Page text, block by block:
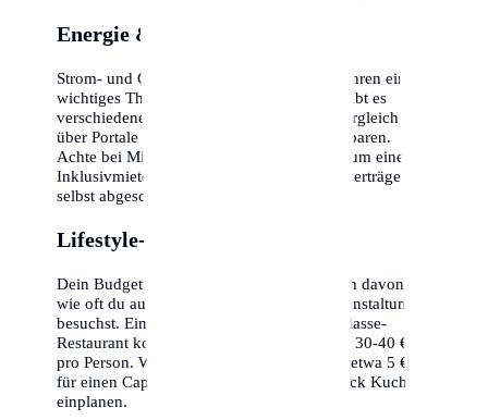
Energie & Nebenkosten
Strom- und Gaspreise sind in den letzten Jahren ein
wichtiges Thema geworden. In Karlsruhe gibt es
verschiedene Anbieter, ein regelmäßiger Vergleich
über Portale kann hunderte Euro pro Jahr sparen.
Achte bei Mietverträgen darauf, ob es sich um eine
Inklusivmiete handelt oder ob alle Energieverträge
selbst abgeschlossen werden müssen.
Lifestyle-Optionen
Dein Budget in Karlsruhe hängt maßgeblich davon ab,
wie oft du auswärts isst oder kulturelle Veranstaltungen
besuchst. Ein Abendessen in einem Mittelklasse-
Restaurant kostet inklusive Getränken etwa 30-40 €
pro Person. Wer gerne in Cafés geht, sollte etwa 5 €
für einen Cappuccino und 6-8 € für ein Stück Kuchen
einplanen.